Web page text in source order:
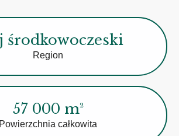
środkowoczeski
Region
57 000 m²
Powierzchnia całkowita